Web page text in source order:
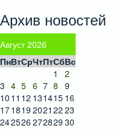
Архив новостей
Август 2026
ПнВтСрЧтПтСбВс
1
2
3 4 5 6 7 8 9
10 11 12 131415 16
171819 2021 22 23
242526 272829 30